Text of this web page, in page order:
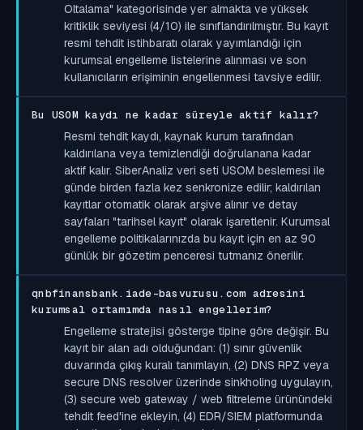
Oltalama" kategorisinde yer almakta ve yüksek
kritiklik seviyesi (4/10) ile sınıflandırılmıştır. Bu kayıt
resmi tehdit istihbaratı olarak yayımlandığı için
kurumsal engelleme listelerine alınması ve son
kullanıcıların erişiminin engellenmesi tavsiye edilir.
Bu USOM kaydı ne kadar süreyle aktif kalır?
Resmi tehdit kaydı, kaynak kurum tarafından
kaldırılana veya temizlendiği doğrulanana kadar
aktif kalır. SiberAnaliz veri seti USOM beslemesi ile
günde birden fazla kez senkronize edilir; kaldırılan
kayıtlar otomatik olarak arşive alınır ve detay
sayfaları "tarihsel kayıt" olarak işaretlenir. Kurumsal
engelleme politikalarınızda bu kayıt için en az 90
günlük bir gözetim penceresi tutmanız önerilir.
qnbfinansbank.iade-basvurusu.com adresini
kurumsal ortamımda nasıl engellerim?
Engelleme stratejisi gösterge tipine göre değişir. Bu
kayıt bir alan adı olduğundan: (1) sınır güvenlik
duvarında çıkış kuralı tanımlayın, (2) DNS RPZ veya
secure DNS resolver üzerinde sinkholing uygulayın,
(3) secure web gateway / web filtreleme ürünündeki
tehdit feed'ine ekleyin, (4) EDR/SIEM platformunda